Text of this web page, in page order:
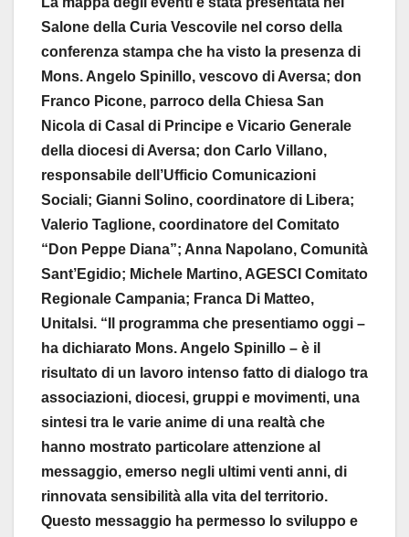
Salone della Curia Vescovile nel corso della
conferenza stampa che ha visto la presenza di
Mons. Angelo Spinillo, vescovo di Aversa; don
Franco Picone, parroco della Chiesa San
Nicola di Casal di Principe e Vicario Generale
della diocesi di Aversa; don Carlo Villano,
responsabile dell’Ufficio Comunicazioni
Sociali; Gianni Solino, coordinatore di Libera;
Valerio Taglione, coordinatore del Comitato
“Don Peppe Diana”; Anna Napolano, Comunità
Sant’Egidio; Michele Martino, AGESCI Comitato
Regionale Campania; Franca Di Matteo,
Unitalsi. “Il programma che presentiamo oggi –
ha dichiarato Mons. Angelo Spinillo – è il
risultato di un lavoro intenso fatto di dialogo tra
associazioni, diocesi, gruppi e movimenti, una
sintesi tra le varie anime di una realtà che
hanno mostrato particolare attenzione al
messaggio, emerso negli ultimi venti anni, di
rinnovata sensibilità alla vita del territorio.
Questo messaggio ha permesso lo sviluppo e